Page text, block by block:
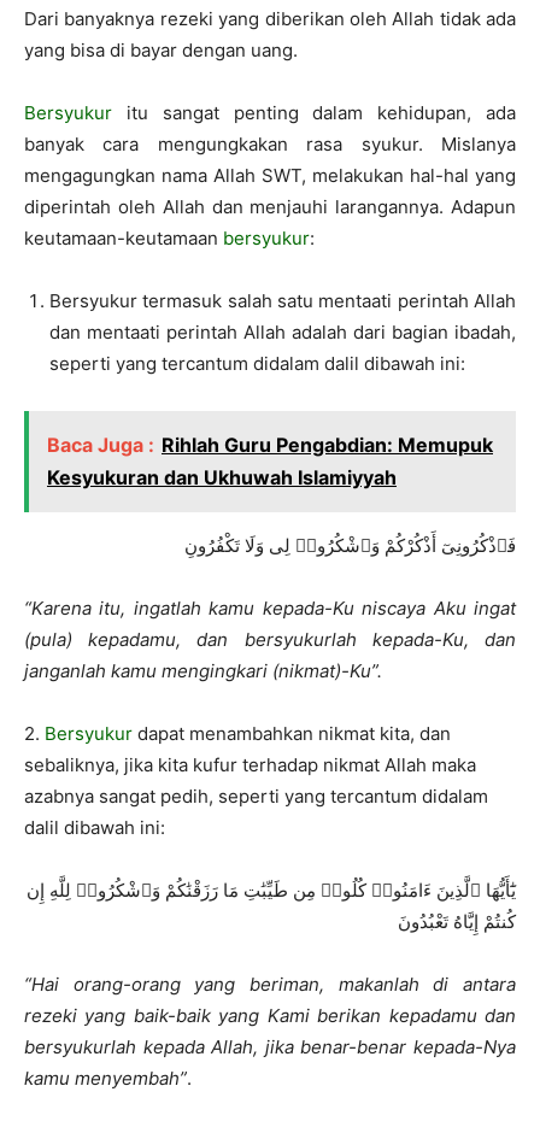
Dari banyaknya rezeki yang diberikan oleh Allah tidak ada
yang bisa di bayar dengan uang.
Bersyukur itu sangat penting dalam kehidupan, ada
banyak cara mengungkakan rasa syukur. Mislanya
mengagungkan nama Allah SWT, melakukan hal-hal yang
diperintah oleh Allah dan menjauhi larangannya. Adapun
keutamaan-keutamaan bersyukur:
Bersyukur termasuk salah satu mentaati perintah Allah
dan mentaati perintah Allah adalah dari bagian ibadah,
seperti yang tercantum didalam dalil dibawah ini:
Baca Juga : Rihlah Guru Pengabdian: Memupuk
Kesyukuran dan Ukhuwah Islamiyyah
فَٱذْكُرُونِىٓ أَذْكُرْكُمْ وَٱشْكُرُوا۟ لِى وَلَا تَكْفُرُونِ
“Karena itu, ingatlah kamu kepada-Ku niscaya Aku ingat
(pula) kepadamu, dan bersyukurlah kepada-Ku, dan
janganlah kamu mengingkari (nikmat)-Ku”.
2. Bersyukur dapat menambahkan nikmat kita, dan
sebaliknya, jika kita kufur terhadap nikmat Allah maka
azabnya sangat pedih, seperti yang tercantum didalam
dalil dibawah ini:
يَٰٓأَيُّهَا ٱلَّذِينَ ءَامَنُوا۟ كُلُوا۟ مِن طَيِّبَٰتِ مَا رَزَقْنَٰكُمْ وَٱشْكُرُوا۟ لِلَّهِ إِن
كُنتُمْ إِيَّاهُ تَعْبُدُونَ
“Hai orang-orang yang beriman, makanlah di antara
rezeki yang baik-baik yang Kami berikan kepadamu dan
bersyukurlah kepada Allah, jika benar-benar kepada-Nya
kamu menyembah”.